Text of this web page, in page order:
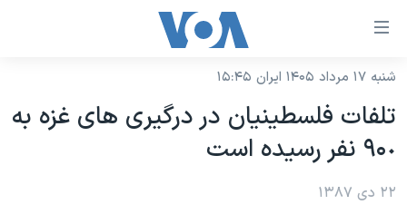
لینکهای
دسترسی
جهش
محتوای
اصلی
نسخه سبک وب‌سایت
موضوع ها
ایران
برنامه های تلویزیونی
شنبه ۱۷ مرداد ۱۴۰۵ ایران ۱۵:۴۵
تلفات فلسطينيان در درگيری های غزه به
۹۰٠ نفر رسيده است
۲۲ دی ۱۳۸۷